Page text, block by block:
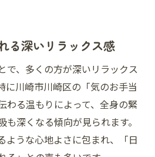
る深いリラックス感
で、多くの方が深いリラックス
に川崎市川崎区の「気のお手当
わる温もりによって、全身の緊
深くなる傾向が見られます。
ような心地よさに包まれ、「日